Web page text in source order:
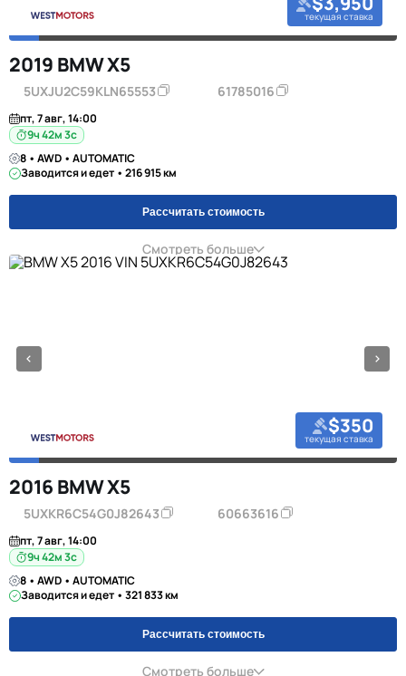
текущая ставка
2019 BMW X5
5UXJU2C59KLN65553 61785016
пт, 7 авг, 14:00
9ч 42м 2с
8 • AWD • AUTOMATIC
Заводится и едет • 216 915 км
Рассчитать стоимость
Смотреть больше
$350
текущая ставка
2016 BMW X5
5UXKR6C54G0J82643 60663616
пт, 7 авг, 14:00
9ч 42м 2с
8 • AWD • AUTOMATIC
Заводится и едет • 321 833 км
Рассчитать стоимость
Смотреть больше